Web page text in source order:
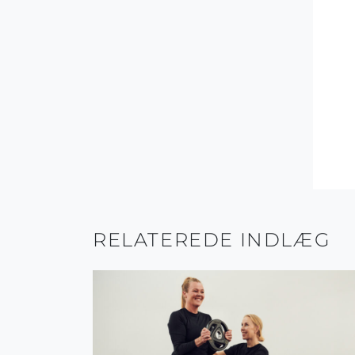
RELATEREDE INDLÆG